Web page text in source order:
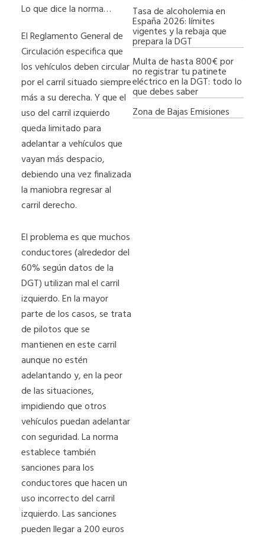
Lo que dice la norma…
El Reglamento General de
Circulación especifica que
los vehículos deben circular
por el carril situado siempre
más a su derecha. Y que el
uso del carril izquierdo
queda limitado para
adelantar a vehículos que
vayan más despacio,
debiendo una vez finalizada
la maniobra regresar al
carril derecho.
El problema es que muchos
conductores (alrededor del
60% según datos de la
DGT) utilizan mal el carril
izquierdo. En la mayor
parte de los casos, se trata
de pilotos que se
mantienen en este carril
aunque no estén
adelantando y, en la peor
de las situaciones,
impidiendo que otros
vehículos puedan adelantar
con seguridad. La norma
establece también
sanciones para los
conductores que hacen un
uso incorrecto del carril
izquierdo. Las sanciones
pueden llegar a 200 euros
Tasa de alcoholemia en
España 2026: límites
vigentes y la rebaja que
prepara la DGT
Multa de hasta 800€ por
no registrar tu patinete
eléctrico en la DGT: todo lo
que debes saber
Zona de Bajas Emisiones